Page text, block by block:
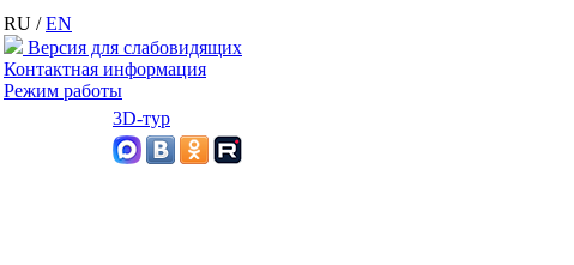
RU /EN
Версия для слабовидящих
Контактная информация
Режим работы
3D-тур